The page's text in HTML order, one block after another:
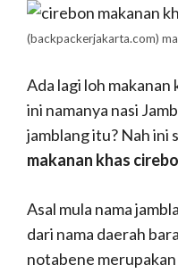
(backpackerjakarta.com)
Ada lagi loh makanan
ini namanya nasi
jamblang itu? Nah
makanan khas
Asal mula nama
dari nama daerah
notabene